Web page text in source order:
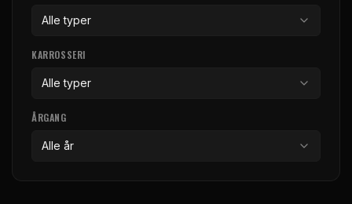
Alle typer
KARROSSERI
Alle typer
ÅRGANG
Alle år